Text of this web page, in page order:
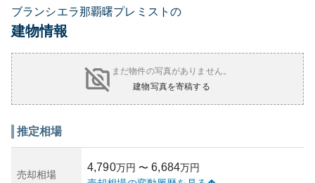
ブランシエラ那覇曙プレミストの
建物情報
まだ物件の写真がありません。
建物写真を寄稿する
推定相場
売却相場
4,790万円 〜 6,684万円